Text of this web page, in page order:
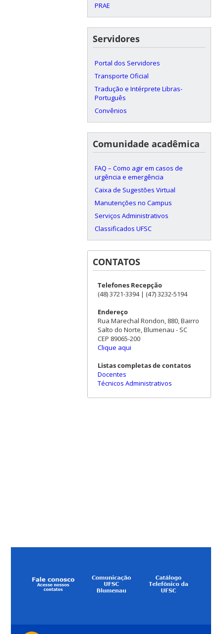
PRAE
Servidores
Portal dos Servidores
Transporte Oficial
Tradução e Intérprete Libras-
Português
Convênios
Comunidade acadêmica
FAQ – Como agir em casos de
urgência e emergência
Caixa de Sugestões Virtual
Manutenções no Campus
Serviços Administrativos
Classificados UFSC
CONTATOS
Telefones Recepção
(48) 3721-3394 | (47) 3232-5194
Endereço
Rua Marechal Rondon, 880, Bairro
Salto do Norte, Blumenau - SC
CEP 89065-200
Clique aqui
Listas completas de contatos
Docentes
Técnicos Administrativos